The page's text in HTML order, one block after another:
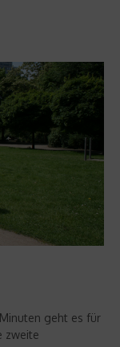
geht es für
zweite